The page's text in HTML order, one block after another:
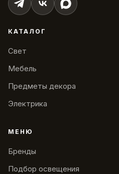
КАТАЛОГ
Свет
Мебель
Предметы декора
Электрика
МЕНЮ
Бренды
Подбор освещения